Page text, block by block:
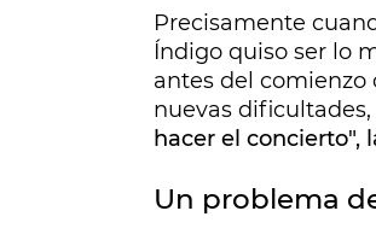
Precisamente
Índigo quiso ser lo
antes del
nuevas
hacer el concierto",
Un problema